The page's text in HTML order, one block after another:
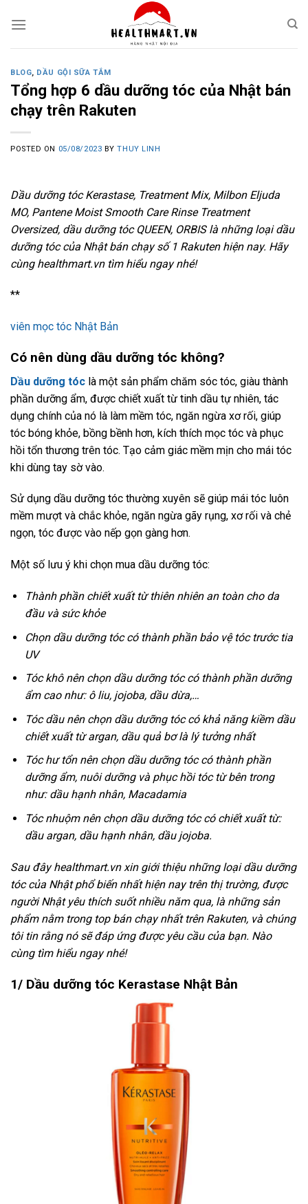
BLOG, DẦU GỘI SỮA TẮM
Tổng hợp 6 dầu dưỡng tóc của Nhật bán
chạy trên Rakuten
POSTED ON 05/08/2023 BYTHUY LINH
Dầu dưỡng tóc Kerastase, Treatment Mix, Milbon Eljuda
MO, Pantene Moist Smooth Care Rinse Treatment
Oversized, dầu dưỡng tóc QUEEN, ORBIS là những loại dầu
dưỡng tóc của Nhật bán chạy số 1 Rakuten hiện nay. Hãy
cùng healthmart.vn tìm hiểu ngay nhé!
**
viên mọc tóc Nhật Bản
Có nên dùng dầu dưỡng tóc không?
Dầu dưỡng tóc là một sản phẩm chăm sóc tóc, giàu thành
phần dưỡng ẩm, được chiết xuất từ tinh dầu tự nhiên, tác
dụng chính của nó là làm mềm tóc, ngăn ngừa xơ rối, giúp
tóc bóng khỏe, bồng bềnh hơn, kích thích mọc tóc và phục
hồi tổn thương trên tóc. Tạo cảm giác mềm mịn cho mái tóc
khi dùng tay sờ vào.
Sử dụng dầu dưỡng tóc thường xuyên sẽ giúp mái tóc luôn
mềm mượt và chắc khỏe, ngăn ngừa gãy rụng, xơ rối và chẻ
ngọn, tóc được vào nếp gọn gàng hơn.
Một số lưu ý khi chọn mua dầu dưỡng tóc:
Thành phần chiết xuất từ thiên nhiên an toàn cho da
đầu và sức khỏe
Chọn dầu dưỡng tóc có thành phần bảo vệ tóc trước tia
UV
Tóc khô nên chọn dầu dưỡng tóc có thành phần dưỡng
ẩm cao như: ô liu, jojoba, dầu dừa,…
Tóc dầu nên chọn dầu dưỡng tóc có khả năng kiềm dầu
chiết xuất từ argan, dầu quả bơ là lý tưởng nhất
Tóc hư tổn nên chọn dầu dưỡng tóc có thành phần
dưỡng ẩm, nuôi dưỡng và phục hồi tóc từ bên trong
như: dầu hạnh nhân, Macadamia
Tóc nhuộm nên chọn dầu dưỡng tóc có chiết xuất từ:
dầu argan, dầu hạnh nhân, dầu jojoba.
Sau đây healthmart.vn xin giới thiệu những loại dầu dưỡng
tóc của Nhật phổ biến nhất hiện nay trên thị trường, được
người Nhật yêu thích suốt nhiều năm qua, là những sản
phẩm nằm trong top bán chạy nhất trên Rakuten, và chúng
tôi tin rằng nó sẽ đáp ứng được yêu cầu của bạn. Nào
cùng tìm hiểu ngay nhé!
1/ Dầu dưỡng tóc Kerastase Nhật Bản